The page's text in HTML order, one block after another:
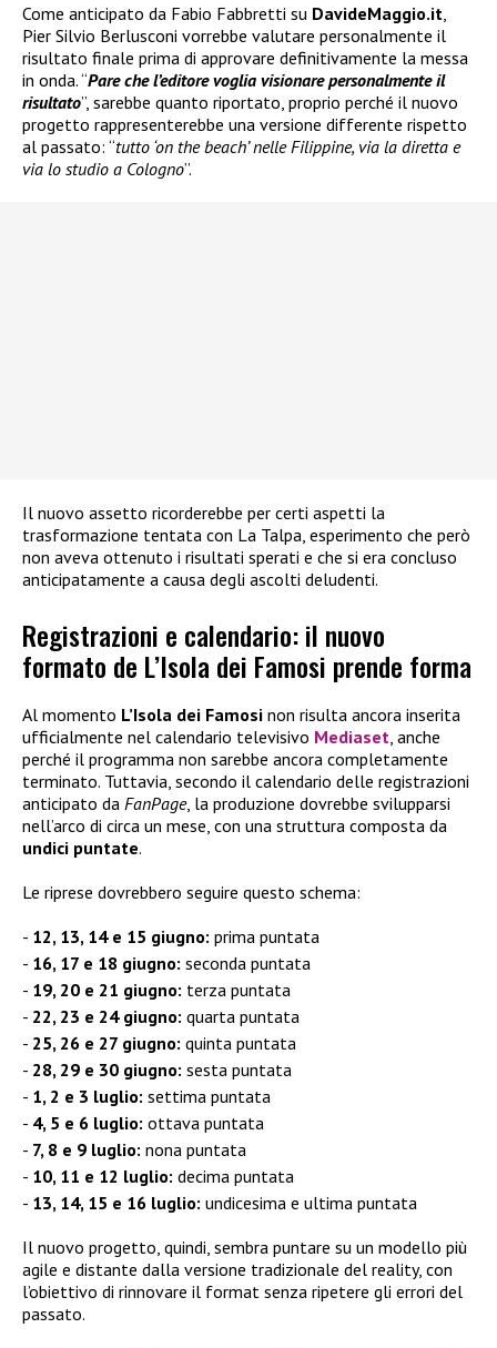
Come anticipato da Fabio Fabbretti su DavideMaggio.it
Pier Silvio Berlusconi vorrebbe valutare personalmente il
risultato finale prima di approvare definitivamente la messa
in onda. “Pare che l’editore voglia visionare personalmente il
risultato”, sarebbe quanto riportato, proprio perché il nuovo
progetto rappresenterebbe una versione differente rispetto
al passato: “tutto ‘on the beach’ nelle Filippine, via la diretta e
via lo studio a Cologno”.
Il nuovo assetto ricorderebbe per certi aspetti la
trasformazione tentata con La Talpa, esperimento che però
non aveva ottenuto i risultati sperati e che si era concluso
anticipatamente a causa degli ascolti deludenti.
Registrazioni e calendario: il nuovo
formato de L’Isola dei Famosi prende forma
Al momento L’Isola dei Famosi non risulta ancora inserita
ufficialmente nel calendario televisivo Mediaset, anche
perché il programma non sarebbe ancora completamente
terminato. Tuttavia, secondo il calendario delle registrazioni
anticipato da FanPage, la produzione dovrebbe svilupparsi
nell’arco di circa un mese, con una struttura composta da
undici puntate.
Le riprese dovrebbero seguire questo schema:
12, 13, 14 e 15 giugno: prima puntata
16, 17 e 18 giugno: seconda puntata
19, 20 e 21 giugno: terza puntata
22, 23 e 24 giugno: quarta puntata
25, 26 e 27 giugno: quinta puntata
28, 29 e 30 giugno: sesta puntata
1, 2 e 3 luglio: settima puntata
4, 5 e 6 luglio: ottava puntata
7, 8 e 9 luglio: nona puntata
10, 11 e 12 luglio: decima puntata
13, 14, 15 e 16 luglio: undicesima e ultima puntata
Il nuovo progetto, quindi, sembra puntare su un modello più
agile e distante dalla versione tradizionale del reality, con
l’obiettivo di rinnovare il format senza ripetere gli errori del
passato.